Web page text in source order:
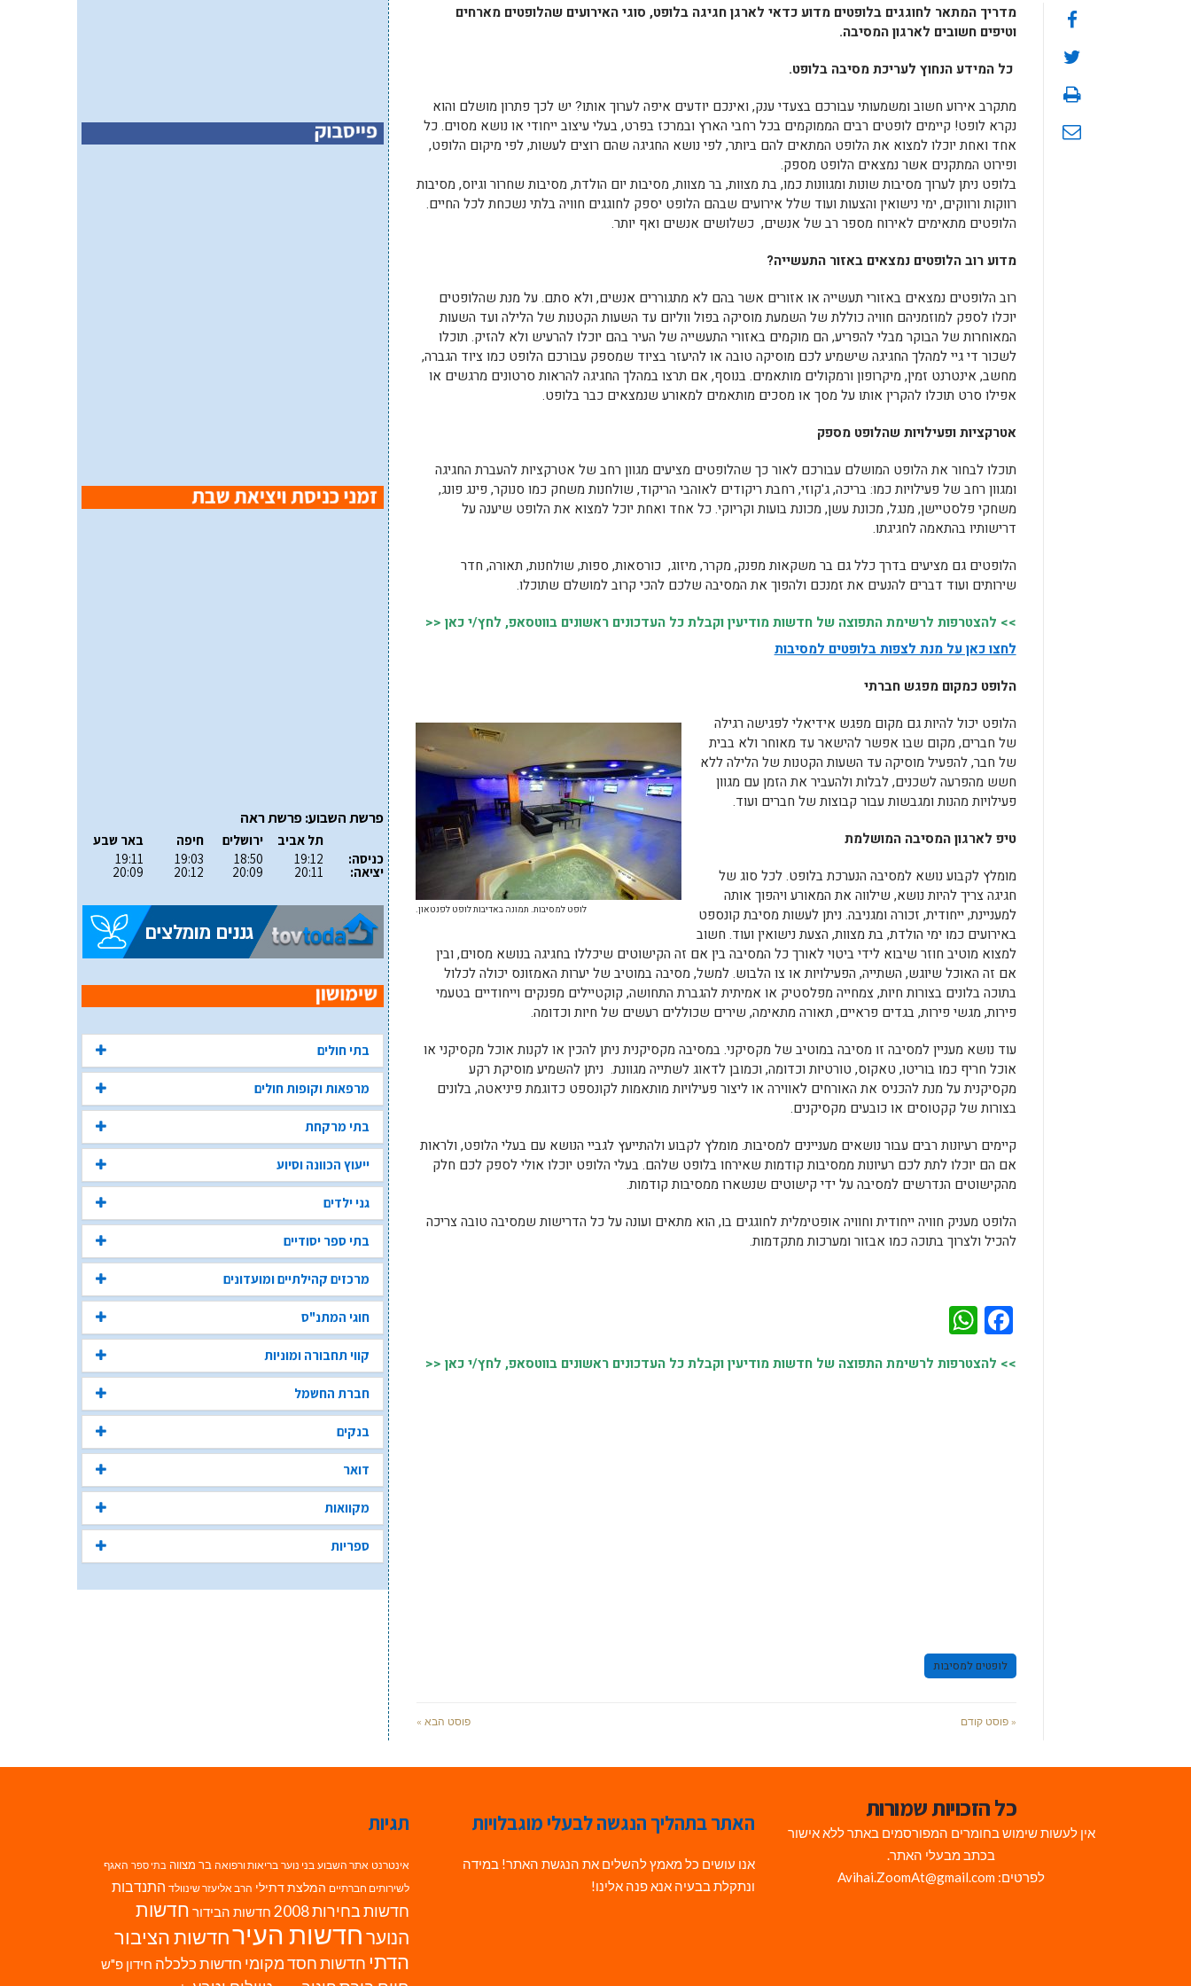
מדריך המתאר לחוגגים בלופטים מדוע כדאי לארגן חגיגה בלופט, סוגי האירועים שהלופטים מארחים
וטיפים חשובים לארגון המסיבה.
כל המידע הנחוץ לעריכת מסיבה בלופט.
מתקרב אירוע חשוב ומשמעותי עבורכם בצעדי ענק, ואינכם יודעים איפה לערוך אותו? יש לכך פתרון מושלם והוא
נקרא לופט! קיימים לופטים רבים הממוקמים בכל רחבי הארץ ובמרכז בפרט, בעלי עיצוב ייחודי או נושא מסוים. כל
אחד ואחת יוכלו למצוא את הלופט המתאים להם ביותר, לפי נושא החגיגה שהם רוצים לעשות, לפי מיקום הלופט,
ופירוט המתקנים אשר נמצאים הלופט מספק.
בלופט ניתן לערוך מסיבות שונות ומגוונות כמו, בת מצוות, בר מצוות, מסיבות יום הולדת, מסיבות שחרור וגיוס, מסיבות
רווקות ורווקים, ימי נישואין והצעות ועוד שלל אירועים שבהם הלופט יספק לחוגגים חוויה בלתי נשכחת לכל החיים.
הלופטים מתאימים לאירוח מספר רב של אנשים, כשלושים אנשים ואף יותר.
מדוע רוב הלופטים נמצאים באזור התעשייה?
רוב הלופטים נמצאים באזורי תעשייה או אזורים אשר בהם לא מתגוררים אנשים, ולא סתם. על מנת שהלופטים
יוכלו לספק למוזמניהם חוויה כוללת של השמעת מוסיקה בפול ווליום עד השעות הקטנות של הלילה ועד השעות
המאוחרות של הבוקר מבלי להפריע, הם מוקמים באזורי התעשייה של העיר בהם יוכלו להרעיש ולא להזיק. תוכלו
לשכור די גיי למהלך החגיגה שישמיע לכם מוסיקה טובה או להיעזר בציוד שמספק עבורכם הלופט כמו ציוד הגברה,
מחשב, אינטרנט זמין, מיקרופון ורמקולים מותאמים. בנוסף, אם תרצו במהלך החגיגה להראות סרטונים מרגשים או
אפילו סרט תוכלו להקרין אותו על מסך או מסכים מותאמים למאורע שנמצאים כבר בלופט.
אטרקציות ופעילויות שהלופט מספק
תוכלו לבחור את הלופט המושלם עבורכם לאור כך שהלופטים מציעים מגוון רחב של אטרקציות להעברת החגיגה
ומגוון רחב של פעילויות כמו: בריכה, ג'קוזי, רחבת ריקודים לאוהבי הריקוד, שולחנות משחק כמו סנוקר, פינג פונג,
משחקי פלסטיישן, מנגל, מכונת עשן, מכונת בועות וקריוקי. כל אחד ואחת יוכל למצוא את הלופט שיענה על
דרישותיו בהתאמה לחגיגתו.
הלופטים גם מציעים בדרך כלל גם בר משקאות מפנק, מקרר, מיזוג, כורסאות, ספות, שולחנות, תאורה, חדר
שירותים ועוד דברים להנעים את זמנכם ולהפוך את המסיבה שלכם להכי קרוב למושלם שתוכלו.
>> להצטרפות לרשימת התפוצה של חדשות מודיעין וקבלת כל העדכונים ראשונים בווטסאפ, לחץ/י כאן <<
לחצו כאן על מנת לצפות בלופטים למסיבות
הלופט כמקום מפגש חברתי
לופט למסיבות. תמונה באדיבות לופט לפנטאון.
הלופט יכול להיות גם מקום מפגש אידיאלי לפגישה רגילה
של חברים, מקום שבו אפשר להישאר עד מאוחר ולא בבית
של חבר, להפעיל מוסיקה עד השעות הקטנות של הלילה ללא
חשש מהפרעה לשכנים, לבלות ולהעביר את הזמן עם מגוון
פעילויות מהנות ומגבשות עבור קבוצות של חברים ועוד.
טיפ לארגון המסיבה המושלמת
מומלץ לקבוע נושא למסיבה הנערכת בלופט. לכל סוג של
חגיגה צריך להיות נושא, שילווה את המאורע ויהפוך אותה
למעניינת, ייחודית, זכורה ומגניבה. ניתן לעשות מסיבת קונספט
באירועים כמו ימי הולדת, בת מצוות, הצעת נישואין ועוד. חשוב
למצוא מוטיב חוזר שיבוא לידי ביטוי לאורך כל המסיבה בין אם זה הקישוטים שיכללו בחגיגה בנושא מסוים, ובין
אם זה האוכל שיוגש, השתייה, הפעילויות או צו הלבוש. למשל, מסיבה במוטיב של יערות האמזונס יכולה לכלול
בתוכה בלונים בצורות חיות, צמחייה מפלסטיק או אמיתית להגברת התחושה, קוקטיילים מפנקים וייחודיים בטעמי
פירות, מגשי פירות, בגדים פראיים, תאורה מתאימה, שירים שכוללים רעשים של חיות וכדומה.
עוד נושא מעניין למסיבה זו מסיבה במוטיב של מקסיקני. במסיבה מקסיקנית ניתן להכין או לקנות אוכל מקסיקני או
אוכל חריף כמו בוריטו, טאקוס, טורטיות וכדומה, וכמובן לדאוג לשתייה מגוונת. ניתן להשמיע מוסיקת רקע
מקסיקנית על מנת להכניס את האורחים לאווירה או ליצור פעילויות מותאמות לקונספט כדוגמת פיניאטה, בלונים
בצורות של קקטוסים או כובעים מקסיקנים.
קיימים רעיונות רבים עבור נושאים מעניינים למסיבות. מומלץ לקבוע ולהתייעץ לגביי הנושא עם בעלי הלופט, ולראות
אם הם יוכלו לתת לכם רעיונות ממסיבות קודמות שאירחו בלופט שלהם. בעלי הלופט יוכלו אולי לספק לכם חלק
מהקישוטים הנדרשים למסיבה על ידי קישוטים שנשארו ממסיבות קודמות.
הלופט מעניק חוויה ייחודית וחוויה אופטימלית לחוגגים בו, הוא מתאים ועונה על כל הדרישות שמסיבה טובה צריכה
להכיל ולצרוך בתוכה כמו אבזור ומערכות מתקדמות.
Facebook
>> להצטרפות לרשימת התפוצה של חדשות מודיעין וקבלת כל העדכונים ראשונים בווטסאפ, לחץ/י כאן <<
לופטים למסיבות
« פוסט קודם פוסט הבא »
פרשת השבוע: פרשת ראה
כניסה:
יציאה:
תל אביב
19:12
20:11
ירושלים
18:50
20:09
חיפה
19:03
20:12
באר שבע
19:11
20:09
בתי חולים
מרפאות וקופות חולים
בתי מרקחת
ייעוץ הכוונה וסיוע
גני ילדים
בתי ספר יסודיים
מרכזים קהילתיים ומועדונים
חוגי המתנ"ס
קווי תחבורה ומוניות
חברת החשמל
בנקים
דואר
מקוואות
ספריות
כל הזכויות שמורות
אין לעשות שימוש בחומרים המפורסמים באתר ללא אישור
בכתב מבעלי האתר.
לפרטים: Avihai.ZoomAt@gmail.com
האתר בתהליך הנגשה לבעלי מוגבלויות
אנו עושים כל מאמץ להשלים את הנגשת האתר! במידה
ונתקלת בבעיה אנא פנה אלינו!
תגיות
אינטרנט אתר השבוע בני נוער בריאות ורפואה בר מצווה בתי ספר האגף
לשירותים חברתיים המלצת דתילי הרב אליעזר שינוולד התנדבות
חדשות בחירות 2008 חדשות הבידור חדשות
הנוערחדשות העירחדשות הציבור
הדתי חדשות חסד מקומי חדשות כלכלה חידון פ"ש